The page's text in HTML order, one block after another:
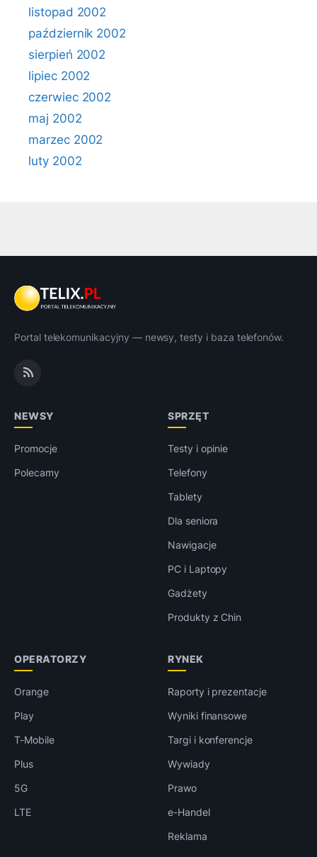
listopad 2002
październik 2002
sierpień 2002
lipiec 2002
czerwiec 2002
maj 2002
marzec 2002
luty 2002
Portal telekomunikacyjny — newsy, testy i baza telefonów.
NEWSY
Promocje
Polecamy
SPRZĘT
Testy i opinie
Telefony
Tablety
Dla seniora
Nawigacje
PC i Laptopy
Gadżety
Produkty z Chin
OPERATORZY
Orange
Play
T-Mobile
Plus
5G
LTE
RYNEK
Raporty i prezentacje
Wyniki finansowe
Targi i konferencje
Wywiady
Prawo
e-Handel
Reklama